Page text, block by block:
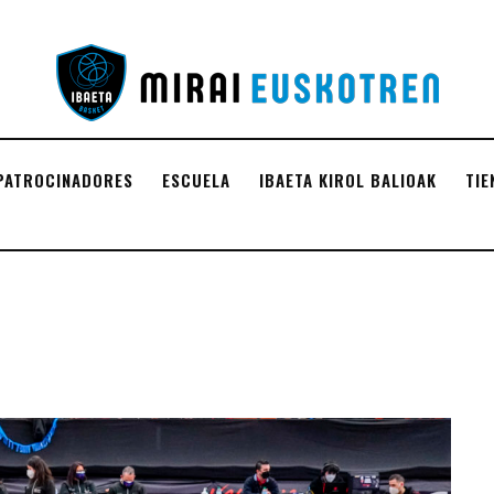
ESCUELA IBAETA KIROL BALIOAK